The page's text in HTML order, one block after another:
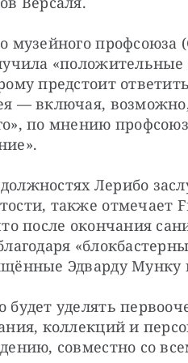
музейного профсоюза
предстоит
— включая,
по мнению
Лерибо
также отмечает
после окончания
Эдварду Мунку
будет уделять
коллекций и
совместно со